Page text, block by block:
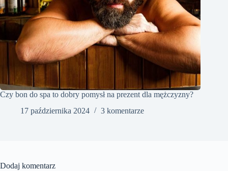
Czy bon do spa to dobry pomysł na prezent dla mężczyzny?
17 października 2024
3 komentarze
Dodaj komentarz